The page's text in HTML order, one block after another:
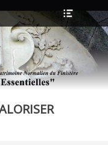
l’en-
tête